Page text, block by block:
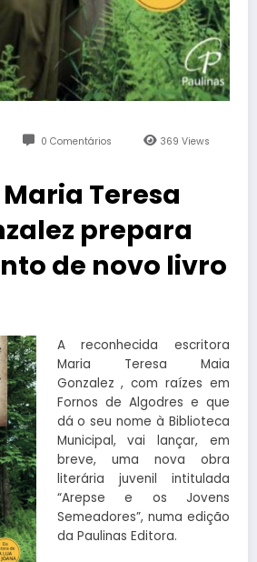
0 Comentários 369Views
Teresa
prepara
de novo livro
A reconhecida escritora
Maria Teresa Maia
Gonzalez , com raízes em
Fornos de Algodres e que
dá o seu nome à Biblioteca
Municipal, vai lançar, em
breve, uma nova obra
literária juvenil intitulada
“Arepse e os Jovens
Semeadores”, numa edição
da Paulinas Editora.